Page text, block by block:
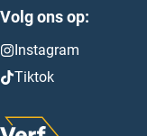
Volg ons op:
Instagram
Tiktok